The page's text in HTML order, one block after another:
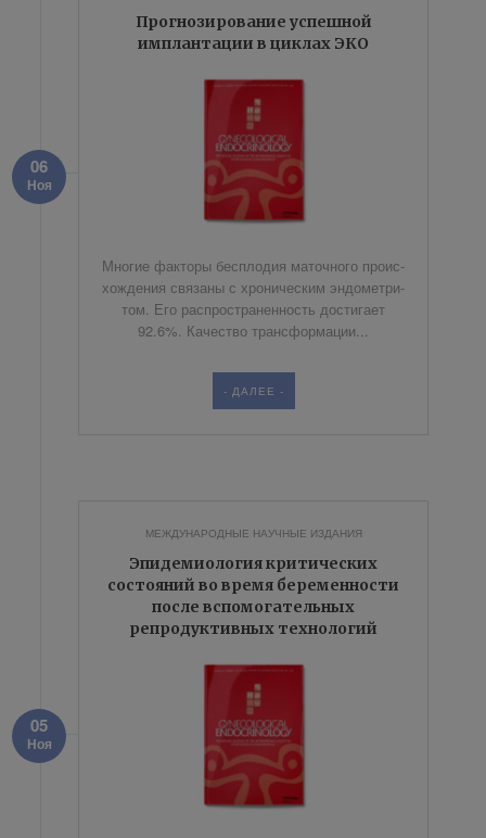
Прогнозирование успешной
имплантации в циклах ЭКО
06
Ноя
Мно­гие фак­то­ры бес­пло­дия ма­точ­но­го про­ис­
хож­де­ния свя­за­ны с хро­ни­че­ским эн­до­мет­ри­
том. Его рас­про­стра­нен­ность до­сти­га­ет
92.6%. Ка­че­ство транс­фор­ма­ции...
- ДАЛЕЕ -
МЕЖДУНАРОДНЫЕ НАУЧНЫЕ ИЗДАНИЯ
Эпидемиология критических
состояний во время беременности
после вспомогательных
репродуктивных технологий
05
Ноя